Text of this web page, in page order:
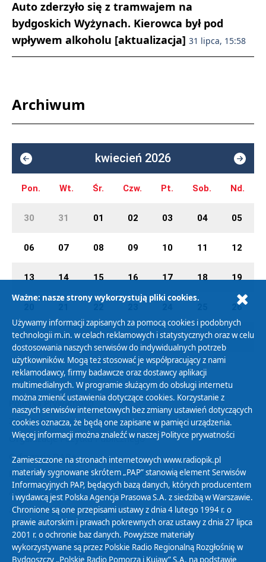
Auto zderzyło się z tramwajem na
bydgoskich Wyżynach. Kierowca był pod
wpływem alkoholu [aktualizacja] 31 lipca, 15:58
Archiwum
kwiecień 2026
Pon. Wt. Śr. Czw. Pt. Sob. Nd.
30 31 01 02 03 04 05
06 07 08 09 10 11 12
13 14 15 16 17 18 19
26
27 28 29 30 01 02 03
Polityka Prywatności
Zasady korzystania z Serwisu
Organizacje Pożytku Publicznego
Cyfryzacja DAB+
Polityka ochrony danych osobowych
Abonament
Zamówienia publiczne
Biuletyn Informacji Publicznej
Ważne: nasze strony wykorzystują pliki cookies.
Używamy informacji zapisanych za pomocą cookies i podobnych
technologii m.in. w celach reklamowych i statystycznych oraz w celu
dostosowania naszych serwisów do indywidualnych potrzeb
użytkowników. Mogą też stosować je współpracujący z nami
reklamodawcy, firmy badawcze oraz dostawcy aplikacji
multimedialnych. W programie służącym do obsługi internetu
można zmienić ustawienia dotyczące cookies. Korzystanie z
naszych serwisów internetowych bez zmiany ustawień dotyczących
cookies oznacza, że będą one zapisane w pamięci urządzenia.
Więcej informacji można znaleźć w naszej Polityce prywatności
Zamieszczone na stronach internetowych www.radiopik.pl
materiały sygnowane skrótem „PAP” stanowią element Serwisów
Informacyjnych PAP, będących bazą danych, których producentem
i wydawcą jest Polska Agencja Prasowa S.A. z siedzibą w Warszawie.
Chronione są one przepisami ustawy z dnia 4 lutego 1994 r. o
prawie autorskim i prawach pokrewnych oraz ustawy z dnia 27 lipca
2001 r. o ochronie baz danych. Powyższe materiały
wykorzystywane są przez Polskie Radio Regionalną Rozgłośnię w
Bydgoszczy „Polskie Radio Pomorza i Kujaw” S.A. na podstawie